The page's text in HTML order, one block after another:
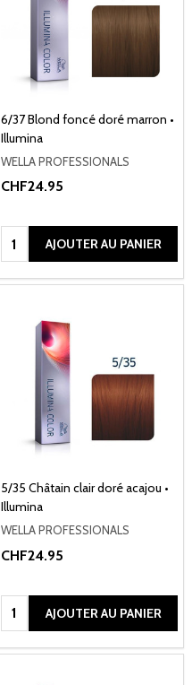
6/37 Blond foncé doré marron •
Illumina
WELLA PROFESSIONALS
CHF24.95
Quantité:AJOUTER AU PANIER
5/35 Châtain clair doré acajou •
Illumina
WELLA PROFESSIONALS
CHF24.95
Quantité:AJOUTER AU PANIER